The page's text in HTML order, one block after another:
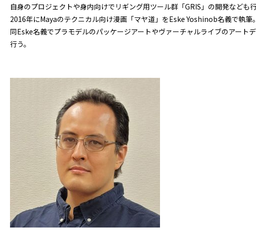
自身のプロジェクトや身内向けでリギング用ツール群「GRIS」 の開発なども行
2016年にMayaのテクニカル向け漫画「マヤ道」 をEske Yoshinob名義で執筆。
同Eske名義でプラモデルのパッケージアートやヴァーチャルライブのアート
行う。